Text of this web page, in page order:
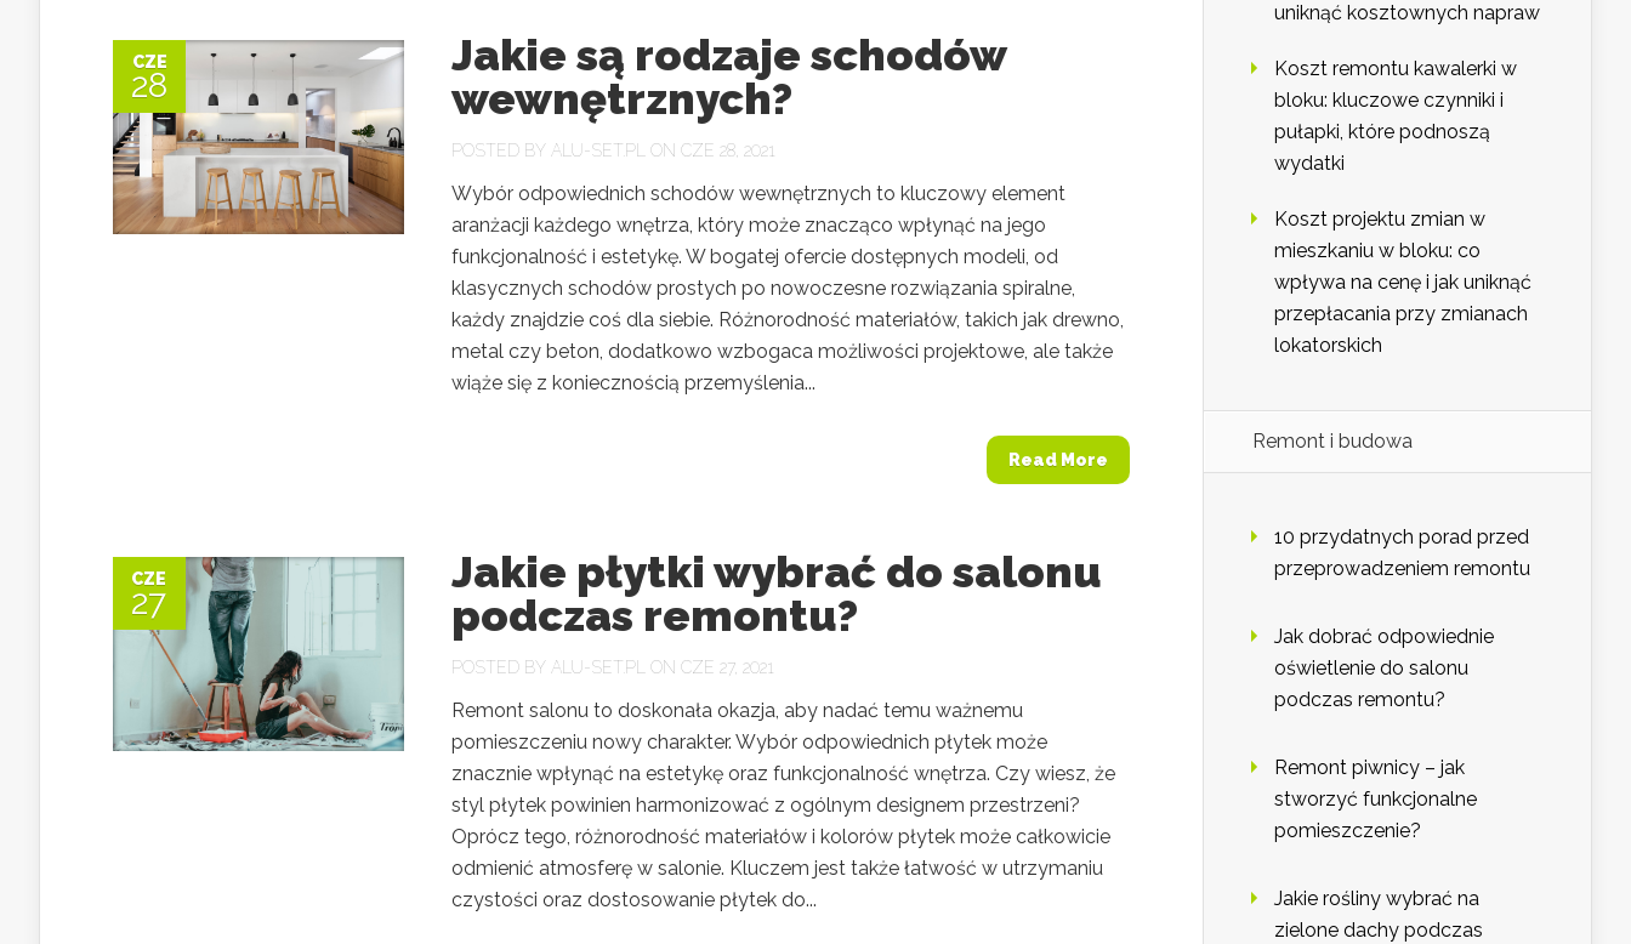
CZE
28
Jakie są rodzaje schodów
wewnętrznych?
POSTED BY ALU-SET.PL ON CZE 28, 2021
Wybór odpowiednich schodów wewnętrznych to kluczowy element
aranżacji każdego wnętrza, który może znacząco wpłynąć na jego
funkcjonalność i estetykę. W bogatej ofercie dostępnych modeli, od
klasycznych schodów prostych po nowoczesne rozwiązania spiralne,
każdy znajdzie coś dla siebie. Różnorodność materiałów, takich jak drewno,
metal czy beton, dodatkowo wzbogaca możliwości projektowe, ale także
wiąże się z koniecznością przemyślenia...
Read More
CZE
27
Jakie płytki wybrać do salonu
podczas remontu?
POSTED BY ALU-SET.PL ON CZE 27, 2021
Remont salonu to doskonała okazja, aby nadać temu ważnemu
pomieszczeniu nowy charakter. Wybór odpowiednich płytek może
znacznie wpłynąć na estetykę oraz funkcjonalność wnętrza. Czy wiesz, że
styl płytek powinien harmonizować z ogólnym designem przestrzeni?
Oprócz tego, różnorodność materiałów i kolorów płytek może całkowicie
odmienić atmosferę w salonie. Kluczem jest także łatwość w utrzymaniu
czystości oraz dostosowanie płytek do...
uniknąć kosztownych napraw
Koszt remontu kawalerki w
bloku: kluczowe czynniki i
pułapki, które podnoszą
wydatki
Koszt projektu zmian w
mieszkaniu w bloku: co
wpływa na cenę i jak uniknąć
przepłacania przy zmianach
lokatorskich
Remont i budowa
10 przydatnych porad przed
przeprowadzeniem remontu
Jak dobrać odpowiednie
oświetlenie do salonu
podczas remontu?
Remont piwnicy – jak
stworzyć funkcjonalne
pomieszczenie?
Jakie rośliny wybrać na
zielone dachy podczas